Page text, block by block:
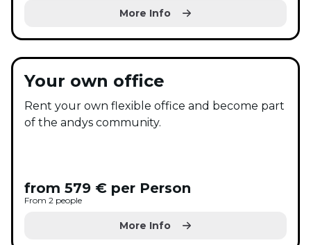
More Info
Your own office
Rent your own flexible office and become part
of the andys community.
from 579 € per Person
From 2 people
More Info